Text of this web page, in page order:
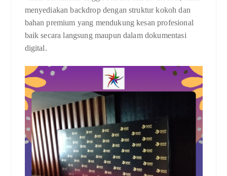
menyediakan backdrop dengan struktur kokoh dan
bahan premium yang mendukung kesan profesional
baik secara langsung maupun dalam dokumentasi
digital.